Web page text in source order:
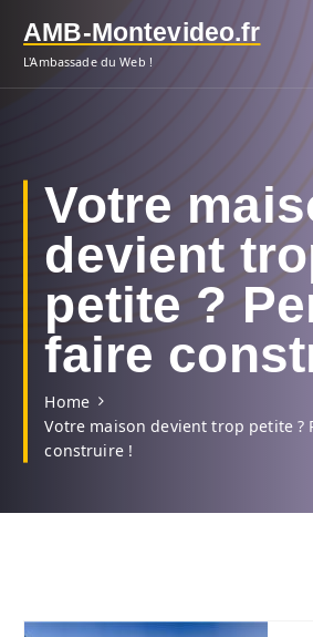
p
AMB-Montevideo.fr
L'Ambassade du Web !
Votre
devient
petite ?
faire
Home
Votre maison devient trop petite ?
construire !